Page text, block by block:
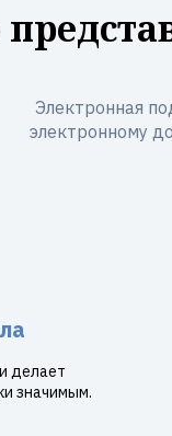
Электронная
электронному
делает
значимым.